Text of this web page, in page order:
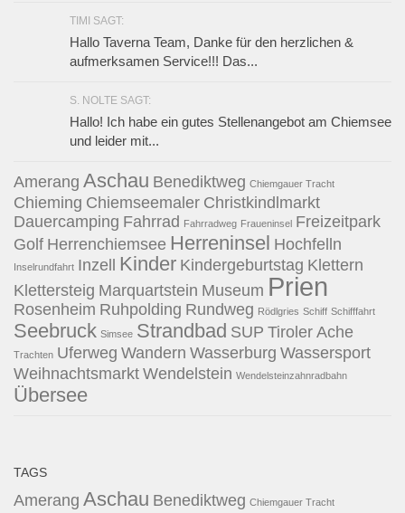
TIMI SAGT:
Hallo Taverna Team, Danke für den herzlichen &
aufmerksamen Service!!! Das...
S. NOLTE SAGT:
Hallo! Ich habe ein gutes Stellenangebot am Chiemsee
und leider mit...
Amerang Aschau Benediktweg Chiemgauer Tracht
Chieming Chiemseemaler Christkindlmarkt
Dauercamping Fahrrad Fahrradweg Fraueninsel Freizeitpark
Golf Herrenchiemsee Herreninsel Hochfelln
Inselrundfahrt Inzell Kinder Kindergeburtstag Klettern
Klettersteig Marquartstein Museum Prien
Rosenheim Ruhpolding Rundweg Rödlgries Schiff Schifffahrt
Seebruck Simsee Strandbad SUP Tiroler Ache
Trachten Uferweg Wandern Wasserburg Wassersport
Weihnachtsmarkt Wendelstein Wendelsteinzahnradbahn
Übersee
TAGS
Amerang Aschau Benediktweg Chiemgauer Tracht